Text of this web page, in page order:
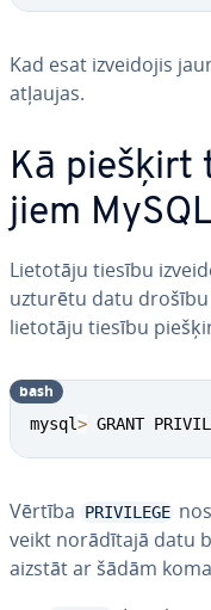
Kad esat iz­vei­do­jis
atļaujas.
Kā
jiem MySQL
Lietotāju tiesību
uzturētu datu drošību
lietotāju tiesību
mysql> GRANT
bash
Vērtība PRIVILEGE
veikt no­rā­dī­ta­jā datu
aizstāt ar šādām